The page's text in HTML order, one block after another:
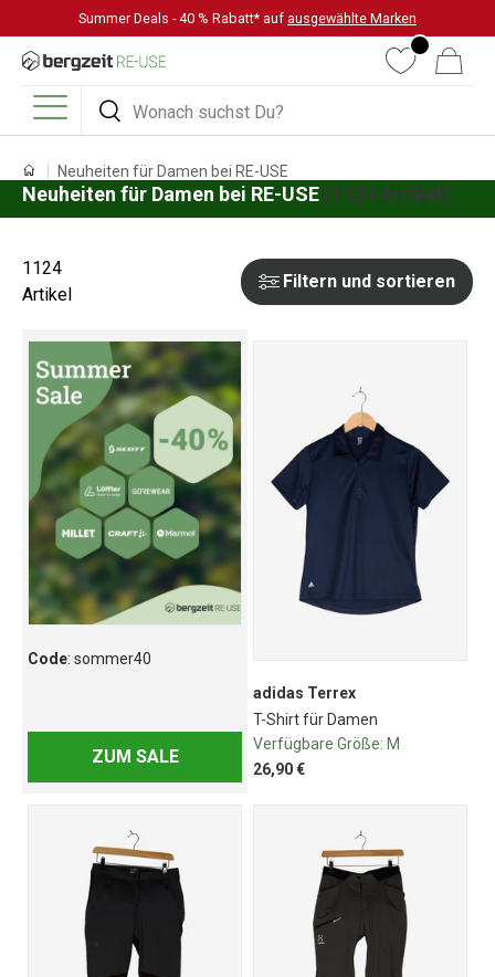
DIREKT ZUM INHALT
Summer Deals - 40 % Rabatt* auf ausgewählte Marken
Suchen
Suchen
WunschlisteWarenkorb
Menü
Neuheiten für Damen bei RE-USE
Neuheiten für Damen bei RE-USE (1124 Artikel)
Filtern und sortieren
1124
Artikel
Code: sommer40
ZUM SALE
adidas Terrex
T-Shirt für Damen
Verfügbare Größe: M
26,90 €